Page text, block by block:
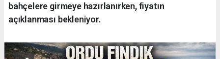
bahçelere girmeye hazırlanırken, fiyatın
açıklanması bekleniyor.